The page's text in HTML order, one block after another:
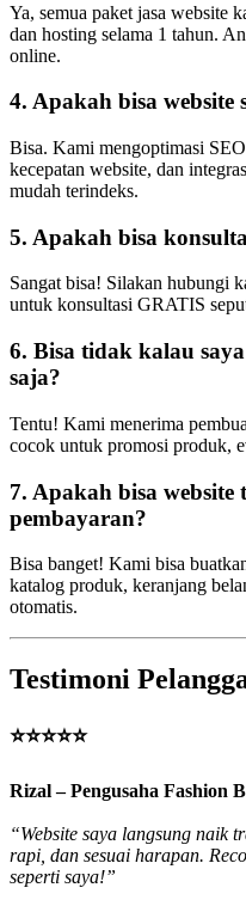
Ya, semua paket jasa website
dan hosting selama 1 tahun.
online.
4. Apakah bisa website
Bisa. Kami mengoptimasi
kecepatan website, dan
mudah terindeks.
5. Apakah bisa
Sangat bisa! Silakan hubungi
untuk konsultasi GRATIS
6. Bisa tidak kalau
saja?
Tentu! Kami menerima
cocok untuk promosi produk,
7. Apakah bisa
pembayaran?
Bisa banget! Kami bisa
katalog produk, keranjang
otomatis.
Testimoni
⭐⭐⭐⭐⭐
Rizal – Pengusaha Fashion
“Website saya langsung naik
rapi, dan sesuai harapan.
seperti saya!”